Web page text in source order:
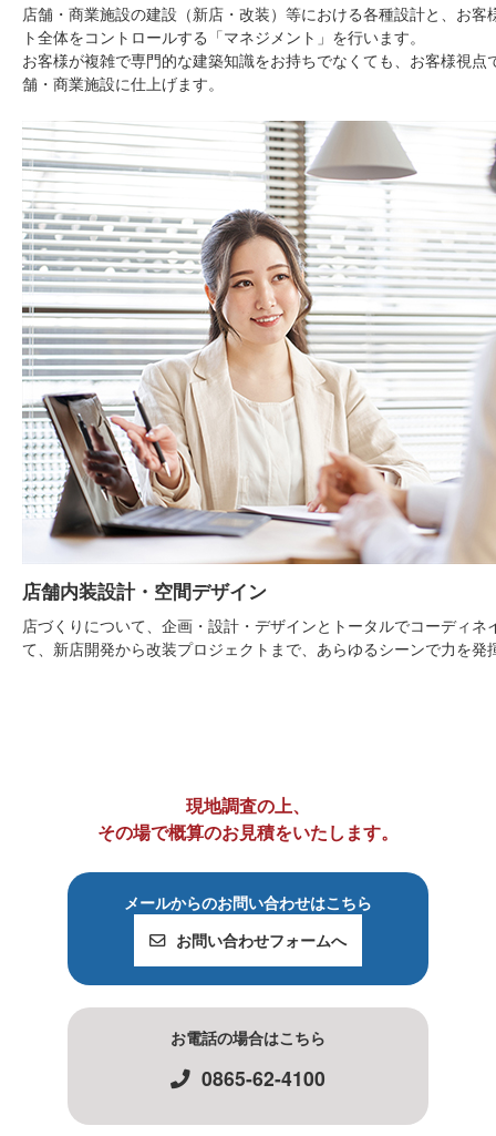
店舗・商業施設の建設（新店・改装）等における各種設計と、お客
ト全体をコントロールする「マネジメント」を行います。
お客様が複雑で専門的な建築知識をお持ちでなくても、お客様視点
舗・商業施設に仕上げます。
店舗内装設計・空間デザイン
店づくりについて、企画・設計・デザインとトータルでコーディネ
て、新店開発から改装プロジェクトまで、あらゆるシーンで力を発
現地調査の上、
その場で概算のお見積をいたします。
メールからのお問い合わせはこちら
お問い合わせフォームへ
お電話の場合はこちら
0865-62-4100